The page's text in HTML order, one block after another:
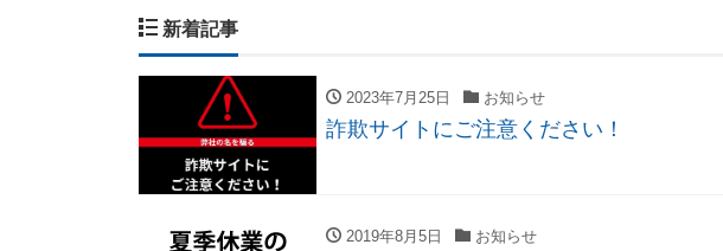
新着記事
2023年7月25日 お知らせ
詐欺サイトにご注意ください！
2019年8月5日 お知らせ